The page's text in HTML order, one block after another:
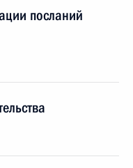
посланий